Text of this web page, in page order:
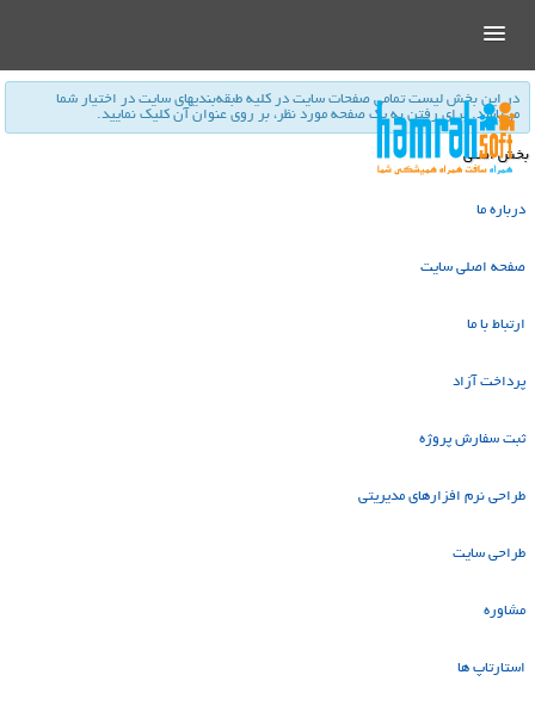
در این بخش لیست تمامی صفحات سایت در كلیه طبقه‌بندیهای سایت در اختیار شما
می‌باشد. برای رفتن به یك صفحه مورد نظر، بر روی عنوان آن كلیك نمایید.
بخش اصلي
درباره ما
صفحه اصلی سایت
ارتباط با ما
پرداخت آزاد
ثبت سفارش پروژه
طراحی نرم افزارهای مدیریتی
طراحی سایت
مشاوره
استارتاپ ها